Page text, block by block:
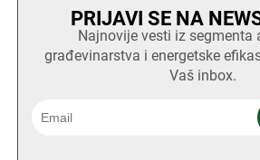
PRIJAVI SE NA
Najnovije vesti iz segmenta
građevinarstva i energetske
Vaš inbox.